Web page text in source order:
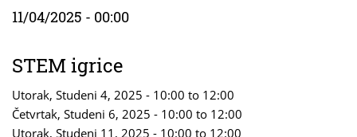
11/04/2025 - 00:00
STEM igrice
Utorak, Studeni 4, 2025 - 10:00 to 12:00
Četvrtak, Studeni 6, 2025 - 10:00 to 12:00
Utorak, Studeni 11, 2025 - 10:00 to 12:00